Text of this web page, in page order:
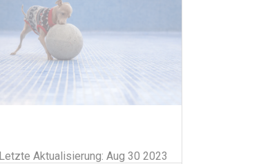
Letzte Aktualisierung: Aug 30 2023